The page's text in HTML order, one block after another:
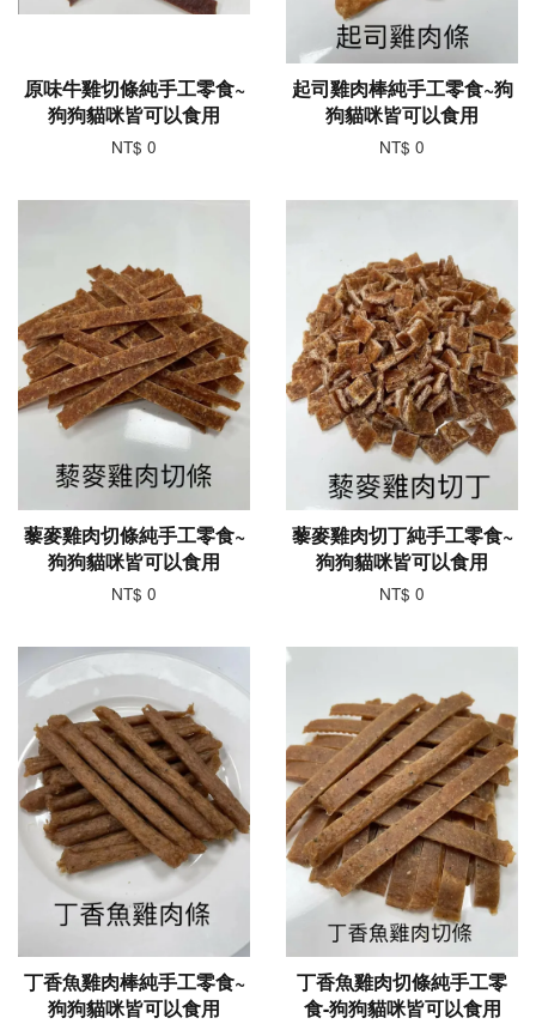
原味牛雞切條純手工零食~
狗狗貓咪皆可以食用
NT$ 0
起司雞肉棒純手工零食~狗
狗貓咪皆可以食用
NT$ 0
藜麥雞肉切條純手工零食~
狗狗貓咪皆可以食用
NT$ 0
藜麥雞肉切丁純手工零食~
狗狗貓咪皆可以食用
NT$ 0
丁香魚雞肉棒純手工零食~
狗狗貓咪皆可以食用
丁香魚雞肉切條純手工零
食-狗狗貓咪皆可以食用